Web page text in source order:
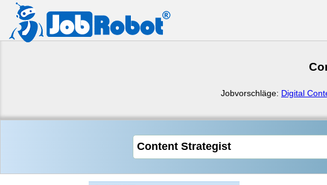
Jobvorschläge: Digital